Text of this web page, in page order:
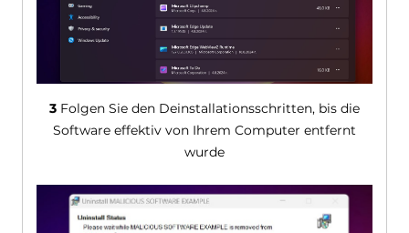
3Folgen Sie den Deinstallationsschritten, bis die
Software effektiv von Ihrem Computer entfernt
wurde